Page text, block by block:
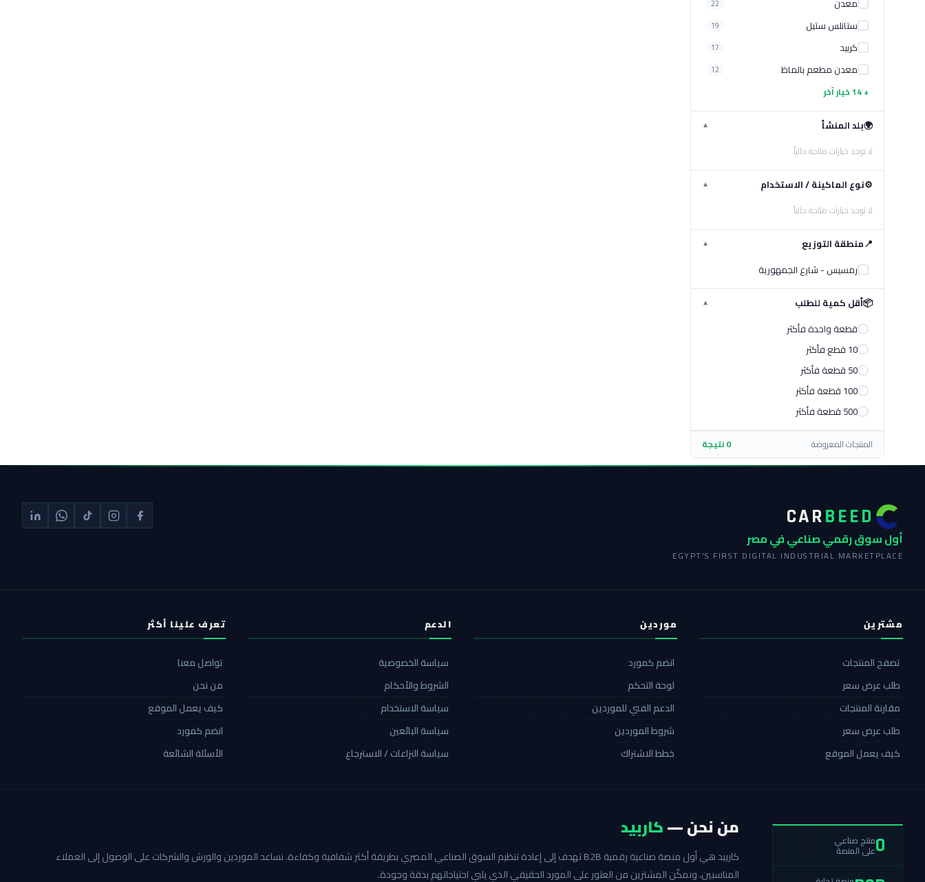
معدن 22
ستانلس ستيل 19
كربيد 17
معدن مطعم بالماظ 12
+ 14 خيار آخر
🌍بلد المنشأ ▼
لا توجد خيارات متاحة حالياً
⚙️نوع الماكينة / الاستخدام ▼
لا توجد خيارات متاحة حالياً
📍منطقة التوزيع ▼
رمسيس - شارع الجمهورية
📦أقل كمية للطلب ▼
قطعة واحدة فأكثر
10 قطع فأكثر
50 قطعة فأكثر
100 قطعة فأكثر
500 قطعة فأكثر
المنتجات المعروضة 0 نتيجة
CARBEED
أول سوق رقمي صناعي في مصر
EGYPT'S FIRST DIGITAL INDUSTRIAL MARKETPLACE
مشترين
تصفح المنتجات
طلب عرض سعر
مقارنة المنتجات
طلب عرض سعر
كيف يعمل الموقع
موردين
انضم كمورد
لوحة التحكم
الدعم الفني للموردين
شروط الموردين
خطط الاشتراك
الدعم
سياسة الخصوصية
الشروط والأحكام
سياسة الاستخدام
سياسة البائعين
سياسة النزاعات / الاسترجاع
تعرف علينا أكثر
تواصل معنا
من نحن
كيف يعمل الموقع
انضم كمورد
الأسئلة الشائعة
0منتج صناعي
على المنصة
من نحن —كاربيد
كاربيد هي أول منصة صناعية رقمية B2B تهدف إلى إعادة تنظيم السوق الصناعي المصري بطريقة أكثر شفافية وكفاءة. نساعد الموردين والورش والشركات على الوصول إلى العملاء
المناسبين، ونمكّن المشترين من العثور على المورد الحقيقي الذي يلبي احتياجاتهم بدقة وجودة.